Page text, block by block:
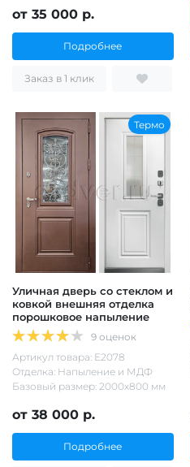
от 35 000 р.
Подробнее
Заказ в 1 клик
Термо
Уличная дверь со стеклом и
ковкой внешняя отделка
порошковое напыление
9 оценок
Артикул товара: Е2078
Отделка: Напыление и МДФ
Базовый размер: 2000х800 мм
от 38 000 р.
Подробнее